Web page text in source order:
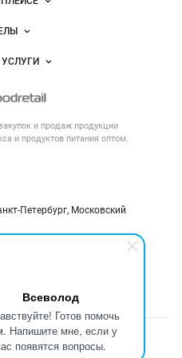
Всеволод
Готов помочь
Напишите мне, если у
появятся вопросы.
и продаж продукции
и продуктов питания оптом.
Петербург, Московский
рекламы
оферта
информация
данных
рынка
вода
пищепрома
о компаниях
право, логотипы
“М16.Тех”.